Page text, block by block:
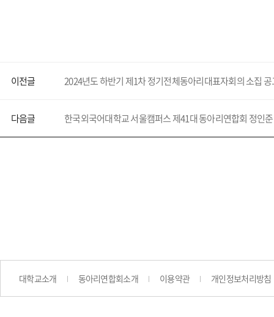
이전글 2024년도 하반기 제1차 정기전체동아리대표자회의 소집
다음글 한국외국어대학교 서울캠퍼스 제41대 동아리연합회 정인
대학교소개 동아리연합회소개 이용약관 개인정보처리방침